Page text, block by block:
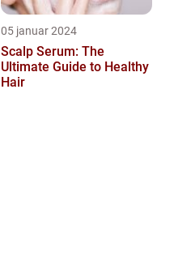
05 januar 2024
Scalp Serum: The
Ultimate Guide to Healthy
Hair